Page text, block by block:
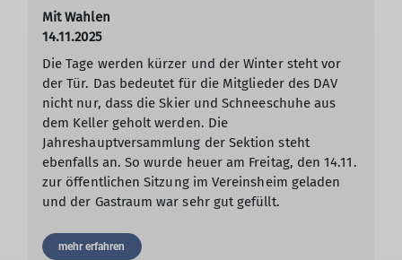
Mit Wahlen
14.11.2025
Die Tage werden kürzer und der Winter steht vor
der Tür. Das bedeutet für die Mitglieder des DAV
nicht nur, dass die Skier und Schneeschuhe aus
dem Keller geholt werden. Die
Jahreshauptversammlung der Sektion steht
ebenfalls an. So wurde heuer am Freitag, den 14.11.
zur öffentlichen Sitzung im Vereinsheim geladen
und der Gastraum war sehr gut gefüllt.
mehr erfahren